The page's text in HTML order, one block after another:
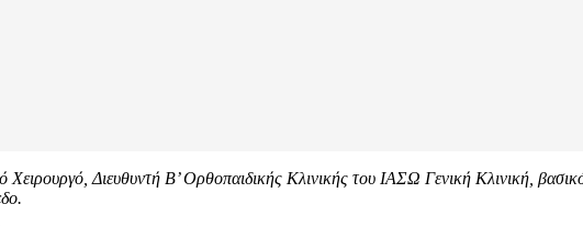
Διευθυντή Β’ Ορθοπαιδικής Κλινικής του ΙΑΣΩ Γενική Κλινική,